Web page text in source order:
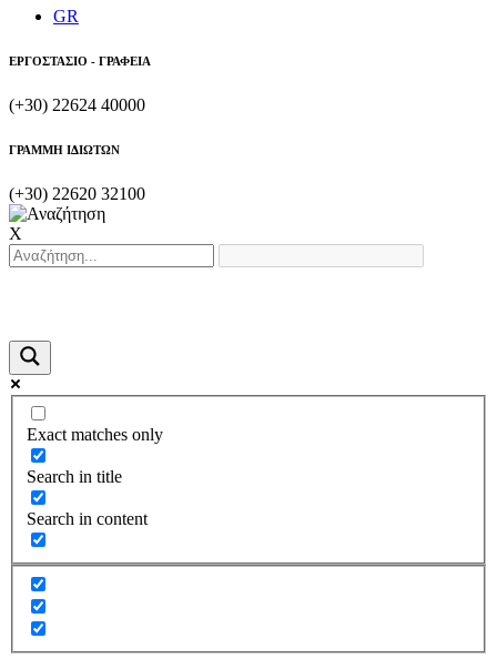
GR
ΕΡΓΟΣΤΑΣΙΟ - ΓΡΑΦΕΙΑ
(+30) 22624 40000
ΓΡΑΜΜΗ ΙΔΙΩΤΩΝ
(+30) 22620 32100
X
Exact matches only
Search in title
Search in content